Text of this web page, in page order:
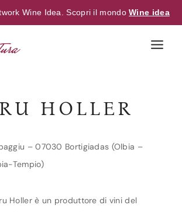
Wine Idea. Scopri il mondoWine idea
HOLLER
– 07030 Bortigiadas (Olbia –
Tempio)
Holler è un produttore di vini del